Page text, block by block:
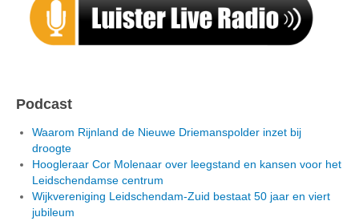
Podcast
Waarom Rijnland de Nieuwe Driemanspolder inzet bij
droogte
Hoogleraar Cor Molenaar over leegstand en kansen voor het
Leidschendamse centrum
Wijkvereniging Leidschendam-Zuid bestaat 50 jaar en viert
jubileum